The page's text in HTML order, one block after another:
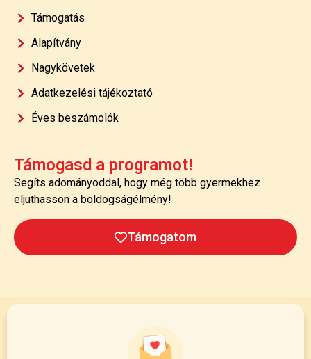
Támogatás
Alapítvány
Nagykövetek
Adatkezelési tájékoztató
Éves beszámolók
Támogasd a programot!
Segíts adományoddal, hogy még több gyermekhez
eljuthasson a boldogságélmény!
Támogatom